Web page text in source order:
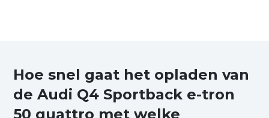
Hoe snel gaat het opladen van
de Audi Q4 Sportback e-tron
50 quattro met welke